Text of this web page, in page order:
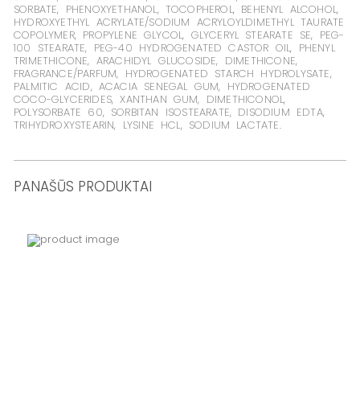
SORBATE, PHENOXYETHANOL, TOCOPHEROL, BEHENYL ALCOHOL,
HYDROXYETHYL ACRYLATE/SODIUM ACRYLOYLDIMETHYL TAURATE
COPOLYMER, PROPYLENE GLYCOL, GLYCERYL STEARATE SE, PEG-
100 STEARATE, PEG-40 HYDROGENATED CASTOR OIL, PHENYL
TRIMETHICONE, ARACHIDYL GLUCOSIDE, DIMETHICONE,
FRAGRANCE/PARFUM, HYDROGENATED STARCH HYDROLYSATE,
PALMITIC ACID, ACACIA SENEGAL GUM, HYDROGENATED
COCO-GLYCERIDES, XANTHAN GUM, DIMETHICONOL,
POLYSORBATE 60, SORBITAN ISOSTEARATE, DISODIUM EDTA,
TRIHYDROXYSTEARIN, LYSINE HCL, SODIUM LACTATE.
PANAŠŪS PRODUKTAI